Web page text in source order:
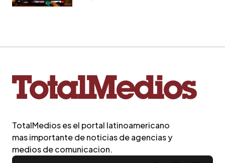
TotalMedios es el portal latinoamericano
mas importante de noticias de agencias y
medios de comunicacion.